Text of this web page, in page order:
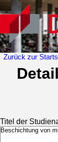
Zurück zur
Titel der